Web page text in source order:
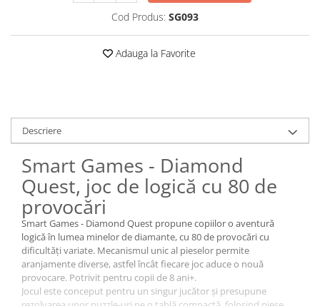
Cod Produs: SG093
Adauga la Favorite
Descriere
Smart Games - Diamond
Quest, joc de logică cu 80 de
provocări
Smart Games - Diamond Quest propune copiilor o aventură
logică în lumea minelor de diamante, cu 80 de provocări cu
dificultăți variate. Mecanismul unic al pieselor permite
aranjamente diverse, astfel încât fiecare joc aduce o nouă
provocare. Potrivit pentru copii de 8 ani+.
Jocul este conceput pentru un singur jucător și presupune